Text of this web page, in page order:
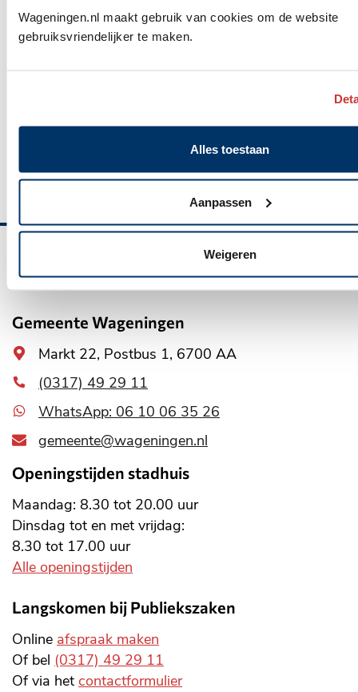
Wageningen.nl maakt gebruik van cookies om de website
gebruiksvriendelijker te maken.
Alles toestaan
Aanpassen
Weigeren
Omgevingsvisie Wageningen vastgesteld
informatie
Gemeente Wageningen
Algemeen
adres
Markt 22, Postbus 1, 6700 AA
(0317) 49 29 11
WhatsApp: 06 10 06 35 26
gemeente@wageningen.nl
Openingstijden stadhuis
Maandag: 8.30 tot 20.00 uur
Dinsdag tot en met vrijdag:
8.30 tot 17.00 uur
Alle openingstijden
Langskomen bij Publiekszaken
Online afspraak maken
Of bel (0317) 49 29 11
Of via het contactformulier